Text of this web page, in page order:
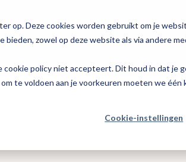
op. Deze cookies worden gebruikt om je
bieden, zowel op deze website als via andere
cookie policy niet accepteert. Dit houd in dat je
te voldoen aan je voorkeuren moeten we
Cookie-instellingen
voor